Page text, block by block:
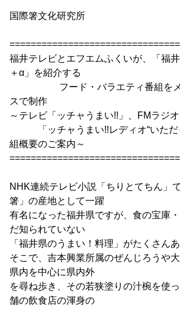
国際箸文化研究所
福井テレビとエフエムふくいが、「福
＋α」を紹介する
フード・バラエティ番組をメ
スで制作
～テレビ「ッチャうまい!!」、FMラジオ
「ッチャうまい!!レディオ“いただ
組概要のご案内～
NHK連続テレビ小説「ちりとてちん」
箸」の産地として一躍
有名になった福井県ですが、食の宝庫
だ知られていない
「福井県のうまい！料理」がたくさんあ
そこで、吉本興業所属のぜんじろうや
県内を中心に県内外
を尋ね歩き、その若狭塗りの汁椀を使
舗の飲食店の渾身の